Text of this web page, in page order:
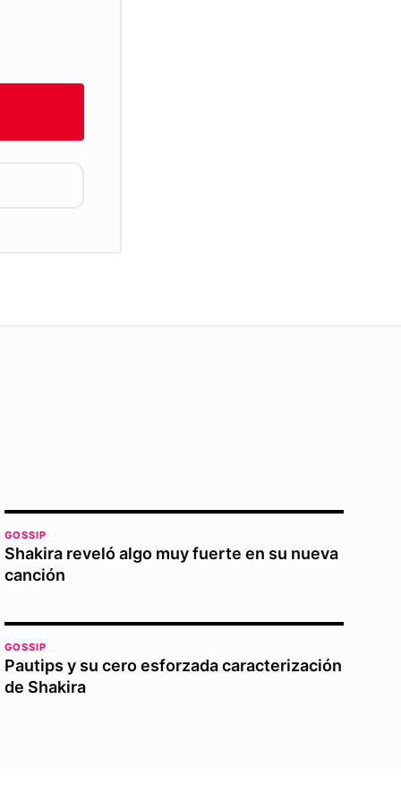
GOSSIP
Shakira reveló algo muy fuerte en su nueva
canción
GOSSIP
Pautips y su cero esforzada caracterización
de Shakira